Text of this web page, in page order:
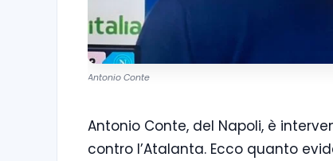
Antonio Conte
Antonio Conte, del Napoli, è
contro l’Atalanta. Ecco quanto